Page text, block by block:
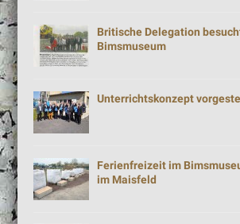
Britische Delegation
Bimsmuseum
Unterrichtskonzept
Ferienfreizeit im
im Maisfeld